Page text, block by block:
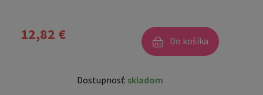
12,82 € Do košíka
Dostupnosť: skladom